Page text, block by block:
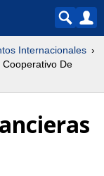
Internacionales
De